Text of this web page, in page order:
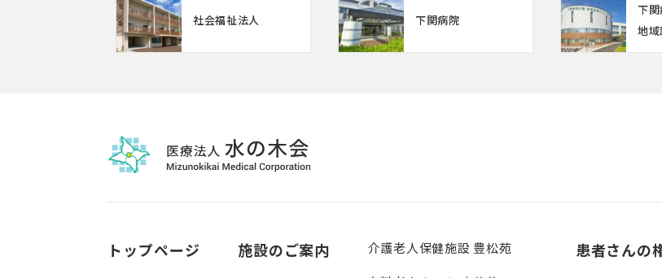
社会福祉法人 下関病院
下
地
トップページ
施設のご案内
介護老人保健施設 豊松苑
患者さんの